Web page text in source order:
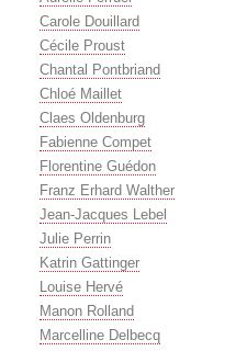
Carole Douillard
Cécile Proust
Chantal Pontbriand
Chloé Maillet
Claes Oldenburg
Fabienne Compet
Florentine Guédon
Franz Erhard Walther
Jean-Jacques Lebel
Julie Perrin
Katrin Gattinger
Louise Hervé
Manon Rolland
Marcelline Delbecq